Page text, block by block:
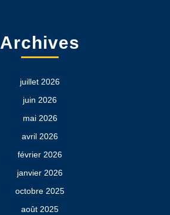
Archives
juillet 2026
juin 2026
mai 2026
avril 2026
février 2026
janvier 2026
octobre 2025
août 2025